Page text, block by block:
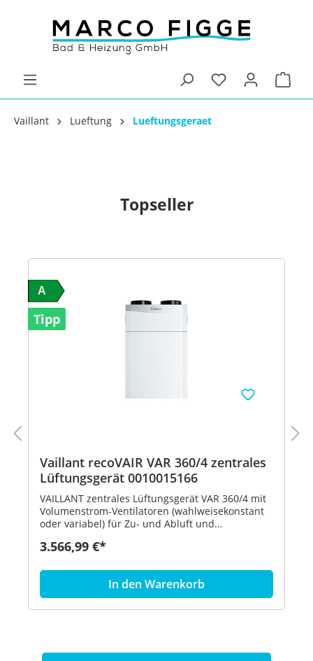
Vaillant Lueftung Lueftungsgeraet
Topseller
A
Tipp
Vaillant recoVAIR VAR 360/4 zentrales
Lüftungsgerät 0010015166
VAILLANT zentrales Lüftungsgerät VAR 360/4 mit
Volumenstrom-Ventilatoren (wahlweisekonstant
oder variabel) für Zu- und Abluft und
Wärmetauscher aus Kunststoff zur Be- und
Einfamilienhäusern Besondere Merkmale -
Bessere Luftqualität durch Agua-Care System -
integrierte Feuchtesensoren - Bedarfsabhängige
Regelung des Luft- volumenstroms -
3.566,99 €*
In den Warenkorb